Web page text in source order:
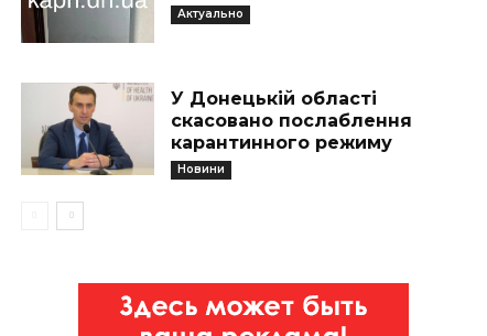
Актуально
У Донецькій області
скасовано послаблення
карантинного режиму
Новини